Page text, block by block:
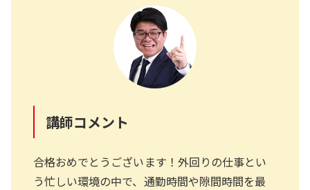
講師コメント
合格おめでとうございます！外回りの仕事とい
う忙しい環境の中で、通勤時間や隙間時間を最